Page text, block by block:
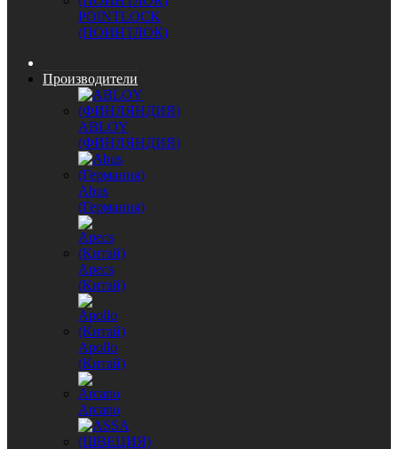
POINTLOCK
(ПОИНТЛОК)
Производители
ABLOY
(ФИНЛЯНДИЯ)
Abus
(Германия)
Apecs
(Китай)
Apollo
(Китай)
Arcano